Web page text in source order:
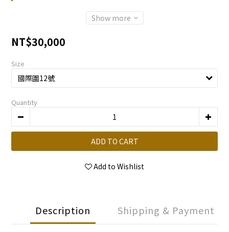
Show more
NT$30,000
Size
Quantity
ADD TO CART
Add to Wishlist
Description Shipping & Payment